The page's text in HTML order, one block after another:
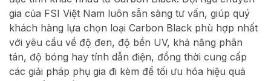
gia của FSI Việt Nam luôn sẵn sàng tư vấn, giúp quý
khách hàng lựa chọn loại Carbon Black phù hợp nhất
với yêu cầu về độ đen, độ bền UV, khả năng phân
tán, độ bóng hay tính dẫn điện, đồng thời cung cấp
các giải pháp phụ gia đi kèm để tối ưu hóa hiệu quả